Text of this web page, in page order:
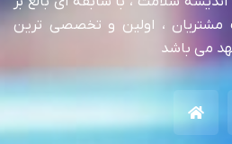
، اولین و تخصصی ترین
می باشد